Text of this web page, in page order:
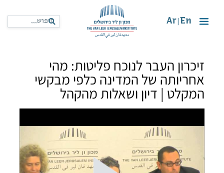
En
Ar
זיכרון העבר לנוכח פליטות: מהי
אחריותה של המדינה כלפי מבקשי
המקלט | דיון ושאלות מהקהל